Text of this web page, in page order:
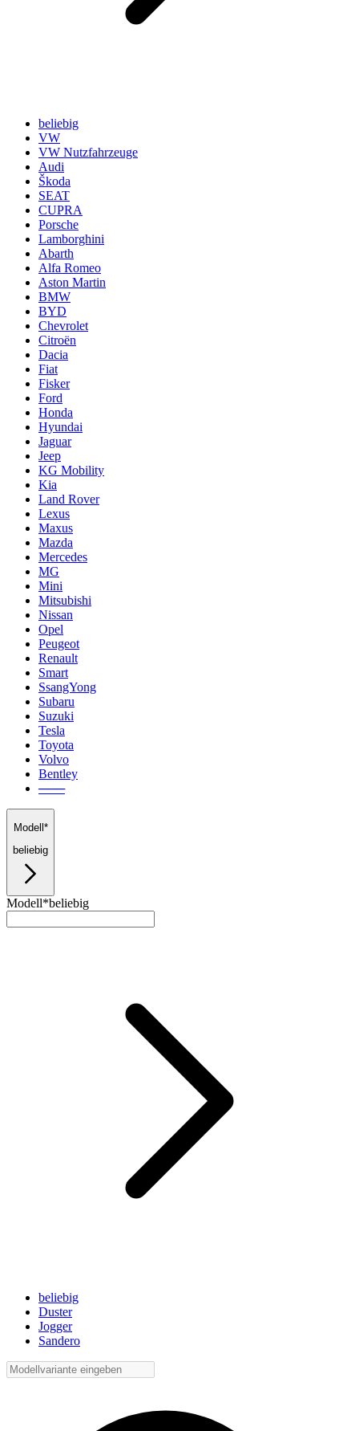
beliebig
VW
VW Nutzfahrzeuge
Audi
Škoda
SEAT
CUPRA
Porsche
Lamborghini
Abarth
Alfa Romeo
Aston Martin
BMW
BYD
Chevrolet
Citroën
Dacia
Fiat
Fisker
Ford
Honda
Hyundai
Jaguar
Jeep
KG Mobility
Kia
Land Rover
Lexus
Maxus
Mazda
Mercedes
MG
Mini
Mitsubishi
Nissan
Opel
Peugeot
Renault
Smart
SsangYong
Subaru
Suzuki
Tesla
Toyota
Volvo
Bentley
───
Modell*
beliebig
Modell*beliebig
beliebig
Duster
Jogger
Sandero